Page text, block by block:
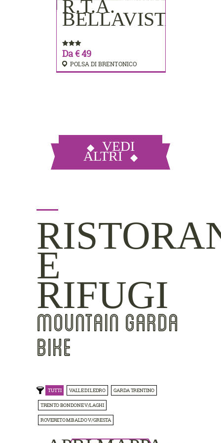
R.T.A.
BELLAVISTA
Da € 49
POLSA DI BRENTONICO
PRENOTA
VEDI
ALTRI
E
RIFUGI
MOUNTAIN GARDA
BIKE
TUTTI VALLE DI LEDRO GARDA TRENTINO
TRENTO BONDONE V/LAGHI
ROVERETO M.BALDO V/GRESTA